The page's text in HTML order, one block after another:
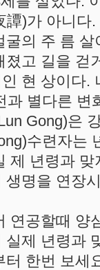
譚)가 아니다
굴의 주 름
졌고 길을 걷
현 상이다.
과 별다른 변
Gong)은
수련자는
제 년령과
생명을 연장
연공할때 양
실제 년령과
터 한번 보세